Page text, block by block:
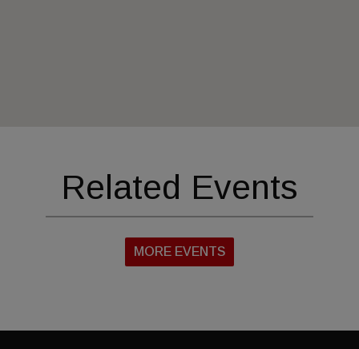
Related Events
MORE EVENTS